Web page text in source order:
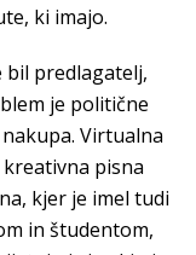
ki imajo.
bil predlagatelj,
je politične
Virtualna
pisna
kjer je imel tudi
in študentom,